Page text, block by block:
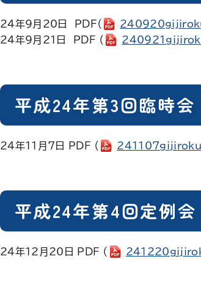
24年9月20日 PDF（
24年9月21日 PDF （
平成24年第3回臨時会
24年11月7日 PDF （
平成24年第4回定例会
24年12月20日 PDF （